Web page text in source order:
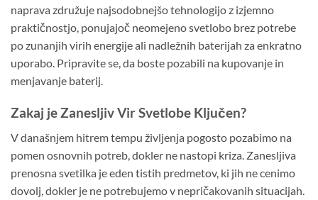
naprava združuje najsodobnejšo tehnologijo z izjemno
praktičnostjo, ponujajoč neomejeno svetlobo brez potrebe
po zunanjih virih energije ali nadležnih baterijah za enkratno
uporabo. Pripravite se, da boste pozabili na kupovanje in
menjavanje baterij.
Zakaj je Zanesljiv Vir Svetlobe Ključen?
V današnjem hitrem tempu življenja pogosto pozabimo na
pomen osnovnih potreb, dokler ne nastopi kriza. Zanesljiva
prenosna svetilka je eden tistih predmetov, ki jih ne cenimo
dovolj, dokler je ne potrebujemo v nepričakovanih situacijah.